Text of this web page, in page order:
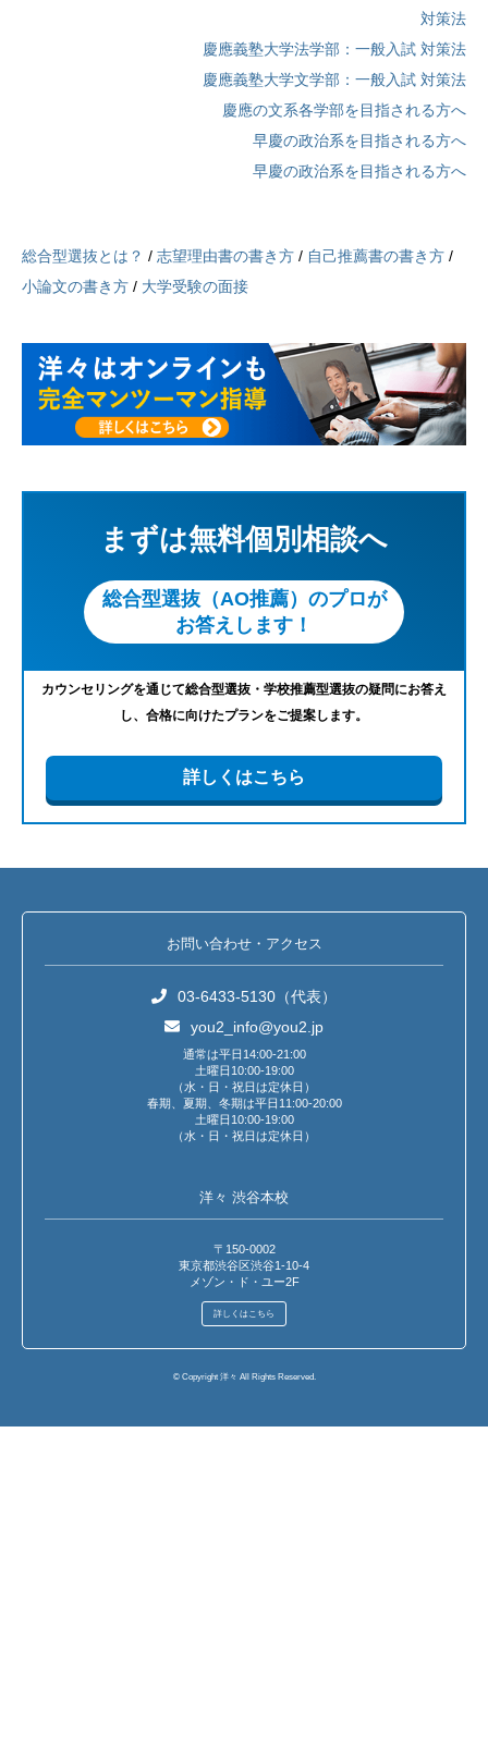
対策法
慶應義塾大学法学部：一般入試 対策法
慶應義塾大学文学部：一般入試 対策法
慶應の文系各学部を目指される方へ
早慶の政治系を目指される方へ
早慶の政治系を目指される方へ
総合型選抜とは？ / 志望理由書の書き方 / 自己推薦書の書き方 /
小論文の書き方 / 大学受験の面接
まずは無料個別相談へ
総合型選抜（AO推薦）のプロが
お答えします！
カウンセリングを通じて総合型選抜・学校推薦型選抜の疑問にお答え
し、合格に向けたプランをご提案します。
詳しくはこちら
お問い合わせ・アクセス
03-6433-5130（代表）
you2_info@you2.jp
通常は平日14:00-21:00
土曜日10:00-19:00
（水・日・祝日は定休日）
春期、夏期、冬期は平日11:00-20:00
土曜日10:00-19:00
（水・日・祝日は定休日）
洋々 渋谷本校
〒150-0002
東京都渋谷区渋谷1-10-4
メゾン・ド・ユー2F
詳しくはこちら
© Copyright 洋々 All Rights Reserved.